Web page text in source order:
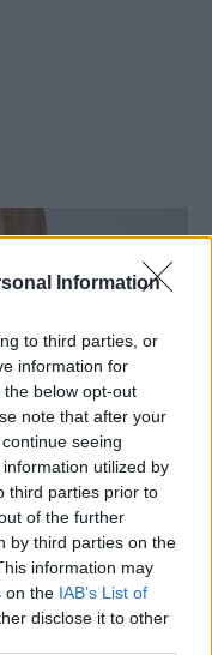
Information
to third parties, or
information for
below opt-out
note that after your
seeing
utilized by
third parties prior to
of the further
by third parties on the
information may
on the IAB’s List of
disclose it to other